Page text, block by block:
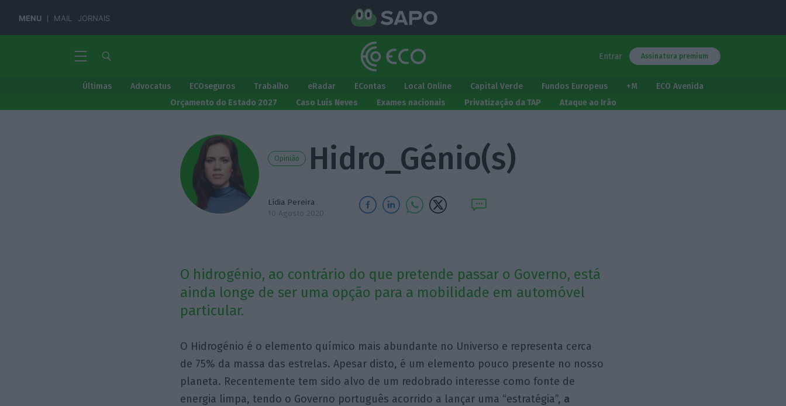
MENU MAIL JORNAIS
Entrar Assinatura premium
Últimas Advocatus ECOseguros Trabalho eRadar EContas Local Online Capital Verde Fundos Europeus +M
ECO Avenida
Orçamento do Estado 2027
Caso Luís Neves Exames nacionais Privatização da TAP Ataque ao Irão
Opinião Hidro_Génio(s)
Lídia Pereira
10 Agosto 2020
O hidrogénio, ao contrário do que pretende passar o Governo, está
ainda longe de ser uma opção para a mobilidade em automóvel
particular.
O Hidrogénio é o elemento químico mais abundante no Universo e representa cerca
de 75% da massa das estrelas. Apesar disto, é um elemento pouco presente no nosso
planeta. Recentemente tem sido alvo de um redobrado interesse como fonte de
energia limpa, tendo o Governo português acorrido a lançar uma “estratégia”, a